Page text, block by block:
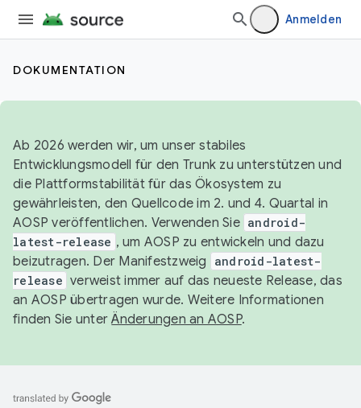
Anmelden
DOKUMENTATION
Ab 2026 werden wir, um unser stabiles
Entwicklungsmodell für den Trunk zu unterstützen und
die Plattformstabilität für das Ökosystem zu
gewährleisten, den Quellcode im 2. und 4. Quartal in
AOSP veröffentlichen. Verwenden Sie android-
latest-release , um AOSP zu entwickeln und dazu
beizutragen. Der Manifestzweig
android-latest-
release verweist immer auf das neueste Release, das
an AOSP übertragen wurde. Weitere Informationen
finden Sie unterÄnderungen an AOSP.